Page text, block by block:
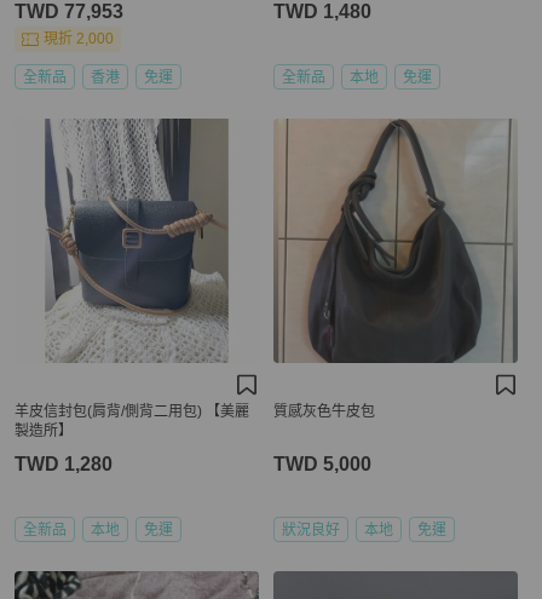
TWD 77,953
現折 2,000
全新品 香港 免運
TWD 1,480
全新品 本地 免運
羊皮信封包(肩背/側背二用包) 【美麗
製造所】
TWD 1,280
全新品 本地 免運
質感灰色牛皮包
TWD 5,000
狀況良好 本地 免運